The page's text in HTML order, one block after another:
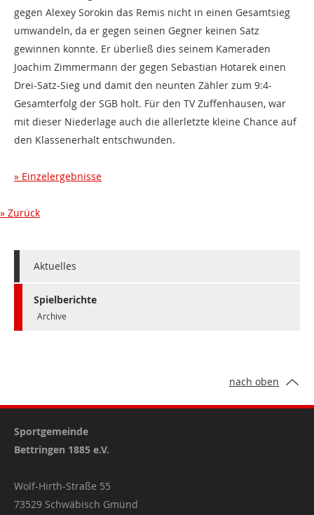
gegen Alexey Sorokin das Remis nicht in einen Gesamtsieg
umwandeln, da er gegen seinen Gegner keinen Satz
gewinnen konnte. Er überließ dies seinem Kameraden
Joachim Zimmermann der gegen Sebastian Hotarek einen
Drei-Satz-Sieg und damit den neunten Zähler zum 9:4-
Gesamterfolg der SGB holt. Für den TV Zuffenhausen, war
mit dieser Niederlage auch die allerletzte kleine Chance auf
den Klassenerhalt entschwunden.
Einzelergebnisse
Zurück
Aktuelles
Spielberichte
Archive
nach oben
Sportgemeinde
Bettringen 1885 e.V.
Wolf-Hirth-Straße 55
73529 Schwäbisch Gmünd